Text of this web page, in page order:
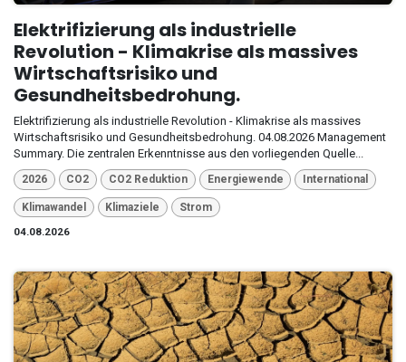
Elektrifizierung als industrielle
Revolution - Klimakrise als massives
Wirtschaftsrisiko und
Gesundheitsbedrohung.
Elektrifizierung als industrielle Revolution - Klimakrise als massives
Wirtschaftsrisiko und Gesundheitsbedrohung. 04.08.2026 Management
Summary. Die zentralen Erkenntnisse aus den vorliegenden Quelle...
2026 CO2 CO2 Reduktion Energiewende International
Klimawandel Klimaziele
Strom
04.08.2026